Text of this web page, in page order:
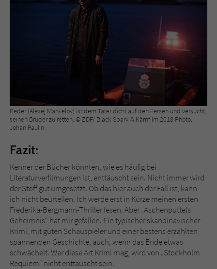
Peder (Alexej Manvelov) ist dem Täter dicht auf den Fersen und versucht,
seinen Bruder zu retten. © ZDF/ Black Spark & Kärnfilm 2018 Photo:
Johan Paulin
Fazit:
Kenner der Bücher könnten, wie es häufig bei
Literaturverfilmungen ist, enttäuscht sein. Nicht immer wird
der Stoff gut umgesetzt. Ob das hier auch der Fall ist, kann
ich nicht beurteilen. Ich werde erst in Kürze meinen ersten
Frederika-Bergmann-Thriller lesen. Aber „Aschenputtels
Geheimnis“ hat mir gefallen. Ein typischer skandinavischer
Krimi, mit guten Schauspieler und einer bestens erzählten
spannenden Geschichte, auch, wenn das Ende etwas
schwächelt. Wer diese Art Krimi mag, wird von „Stockholm
Requiem“ nicht enttäuscht sein.